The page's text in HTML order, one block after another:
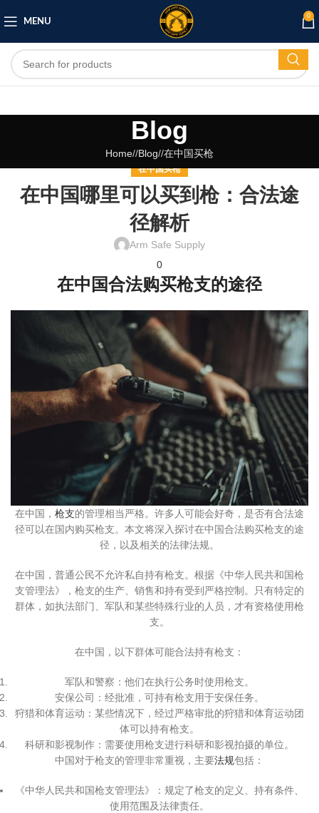
MENU
0
Blog
Home/ Blog/ 在中国买枪
在中国买枪
在中国哪里可以买到枪：合法途
径解析
Arm Safe Supply
0
在中国合法购买枪支的途径
在中国， 枪支的管理相当严格。许多人可能会好奇，是否有合法途
径可以在国内购买枪支。本文将深入探讨在中国合法购买枪支的途
径，以及相关的法律法规。
在中国，普通公民不允许私自持有枪支。根据《中华人民共和国枪
支管理法》，枪支的生产、销售和持有受到严格控制。只有特定的
群体，如执法部门、军队和某些特殊行业的人员，才有资格使用枪
支。
在中国，以下群体可能合法持有枪支：
军队和警察：他们在执行公务时使用枪支。
安保公司：经批准，可持有枪支用于安保任务。
狩猎和体育运动：某些情况下，经过严格审批的狩猎和体育运动团
体可以持有枪支。
科研和影视制作：需要使用枪支进行科研和影视拍摄的单位。
中国对于枪支的管理非常重视，主要法规包括：
《中华人民共和国枪支管理法》：规定了枪支的定义、持有条件、
使用范围及法律责任。